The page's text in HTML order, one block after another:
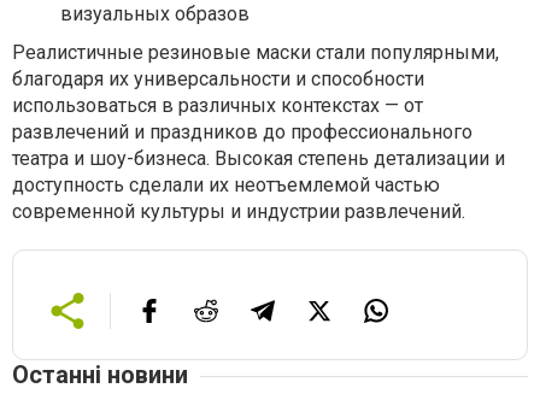
визуальных образов
Реалистичные резиновые маски стали популярными,
благодаря их универсальности и способности
использоваться в различных контекстах — от
развлечений и праздников до профессионального
театра и шоу-бизнеса. Высокая степень детализации и
доступность сделали их неотъемлемой частью
современной культуры и индустрии развлечений.
Останні новини